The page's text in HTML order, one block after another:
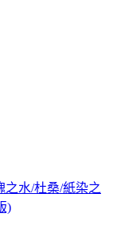
之水/杜桑/紙染之
)